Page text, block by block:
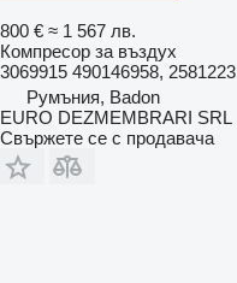
800 € ≈ 1 567 лв.
Компресор за въздух
3069915 490146958, 2581223
Румъния, Badon
EURO DEZMEMBRARI SRL
Свържете се с продавача